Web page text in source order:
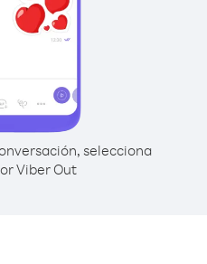
selecciona
Viber Out